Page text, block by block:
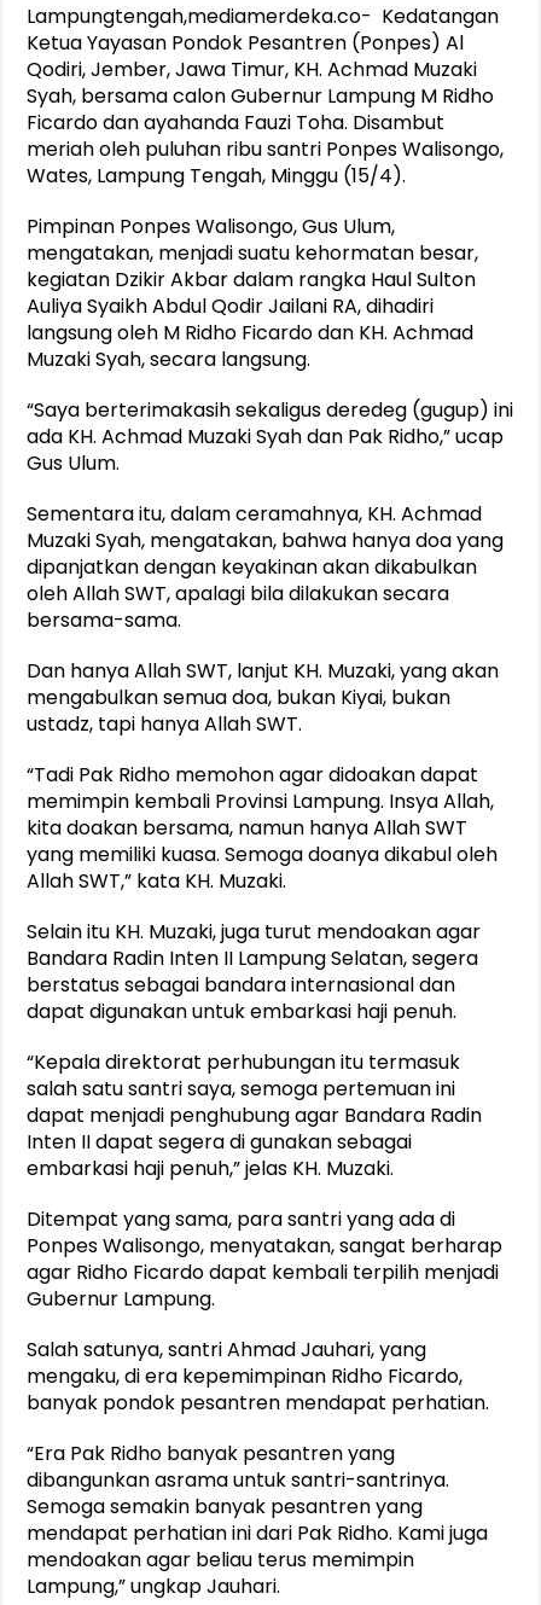
Lampungtengah,mediamerdeka.co- Kedatangan
Ketua Yayasan Pondok Pesantren (Ponpes) Al
Qodiri, Jember, Jawa Timur, KH. Achmad Muzaki
Syah, bersama calon Gubernur Lampung M Ridho
Ficardo dan ayahanda Fauzi Toha. Disambut
meriah oleh puluhan ribu santri Ponpes Walisongo,
Wates, Lampung Tengah, Minggu (15/4).
Pimpinan Ponpes Walisongo, Gus Ulum,
mengatakan, menjadi suatu kehormatan besar,
kegiatan Dzikir Akbar dalam rangka Haul Sulton
Auliya Syaikh Abdul Qodir Jailani RA, dihadiri
langsung oleh M Ridho Ficardo dan KH. Achmad
Muzaki Syah, secara langsung.
“Saya berterimakasih sekaligus deredeg (gugup) ini
ada KH. Achmad Muzaki Syah dan Pak Ridho,” ucap
Gus Ulum.
Sementara itu, dalam ceramahnya, KH. Achmad
Muzaki Syah, mengatakan, bahwa hanya doa yang
dipanjatkan dengan keyakinan akan dikabulkan
oleh Allah SWT, apalagi bila dilakukan secara
bersama-sama.
Dan hanya Allah SWT, lanjut KH. Muzaki, yang akan
mengabulkan semua doa, bukan Kiyai, bukan
ustadz, tapi hanya Allah SWT.
“Tadi Pak Ridho memohon agar didoakan dapat
memimpin kembali Provinsi Lampung. Insya Allah,
kita doakan bersama, namun hanya Allah SWT
yang memiliki kuasa. Semoga doanya dikabul oleh
Allah SWT,” kata KH. Muzaki.
Selain itu KH. Muzaki, juga turut mendoakan agar
Bandara Radin Inten II Lampung Selatan, segera
berstatus sebagai bandara internasional dan
dapat digunakan untuk embarkasi haji penuh.
“Kepala direktorat perhubungan itu termasuk
salah satu santri saya, semoga pertemuan ini
dapat menjadi penghubung agar Bandara Radin
Inten II dapat segera di gunakan sebagai
embarkasi haji penuh,” jelas KH. Muzaki.
Ditempat yang sama, para santri yang ada di
Ponpes Walisongo, menyatakan, sangat berharap
agar Ridho Ficardo dapat kembali terpilih menjadi
Gubernur Lampung.
Salah satunya, santri Ahmad Jauhari, yang
mengaku, di era kepemimpinan Ridho Ficardo,
banyak pondok pesantren mendapat perhatian.
“Era Pak Ridho banyak pesantren yang
dibangunkan asrama untuk santri-santrinya.
Semoga semakin banyak pesantren yang
mendapat perhatian ini dari Pak Ridho. Kami juga
mendoakan agar beliau terus memimpin
Lampung,” ungkap Jauhari.